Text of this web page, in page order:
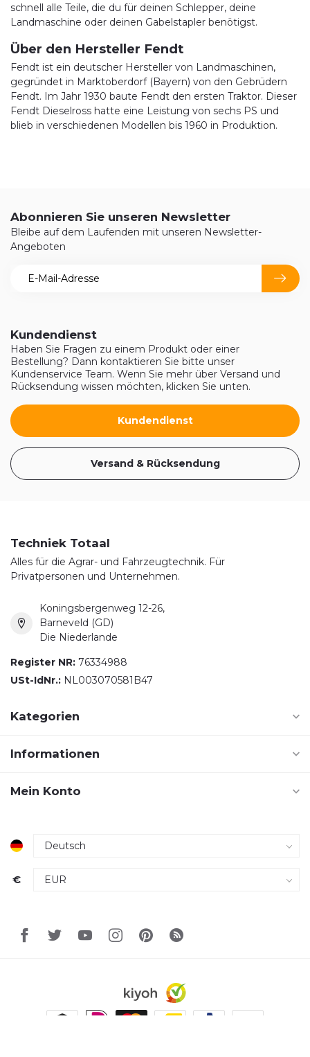
schnell alle Teile, die du für deinen Schlepper, deine
Landmaschine oder deinen Gabelstapler benötigst.
Über den Hersteller Fendt
Fendt ist ein deutscher Hersteller von Landmaschinen,
gegründet in Marktoberdorf (Bayern) von den Gebrüdern
Fendt. Im Jahr 1930 baute Fendt den ersten Traktor. Dieser
Fendt Dieselross hatte eine Leistung von sechs PS und
blieb in verschiedenen Modellen bis 1960 in Produktion.
Kundendienst
Haben Sie Fragen zu einem Produkt oder einer
Bestellung? Dann kontaktieren Sie bitte unser
Kundenservice Team. Wenn Sie mehr über Versand und
Rücksendung wissen möchten, klicken Sie unten.
Kundendienst
Versand & Rücksendung
Abonnieren Sie unseren Newsletter
Bleibe auf dem Laufenden mit unseren Newsletter-
Angeboten
Techniek Totaal
Alles für die Agrar- und Fahrzeugtechnik. Für
Privatpersonen und Unternehmen.
Koningsbergenweg 12-26,
Barneveld (GD)
Die Niederlande
Register NR: 76334988
USt-IdNr.: NL003070581B47
Kategorien
Informationen
Mein Konto
€